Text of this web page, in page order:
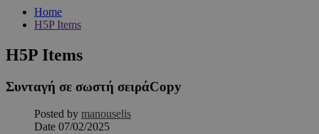
Home
H5P Items
H5P Items
Συνταγή σε σωστή σειράCopy
Posted by manouselis
Date 07/02/2025